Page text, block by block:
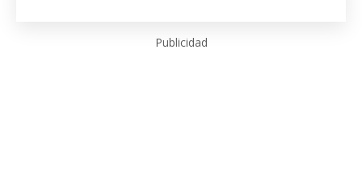
Publicidad